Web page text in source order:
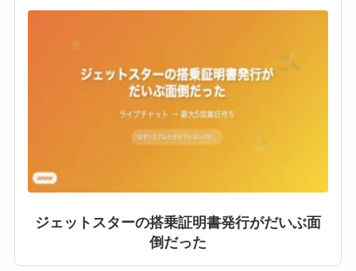
ジェットスターの搭乗証明書発行がだいぶ面
倒だった